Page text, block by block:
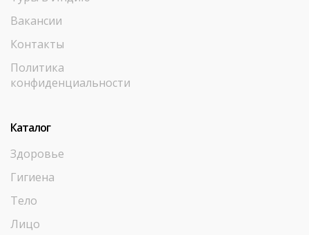
Вакансии
Контакты
Политика
конфиденциальности
Каталог
Здоровье
Гигиена
Тело
Лицо